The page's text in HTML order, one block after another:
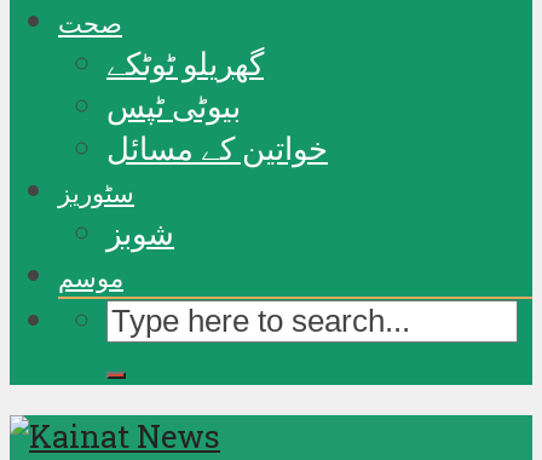
صحت
گھریلو ٹوٹکے
بیوٹی ٹپس
خواتین کے مسائل
سٹوریز
شوبز
موسم